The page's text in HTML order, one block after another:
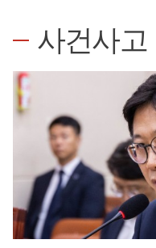
사건사고